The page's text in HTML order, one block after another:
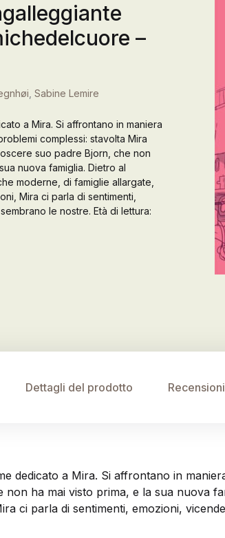
–
Sabine Lemire
a Mira. Si affrontano in maniera
complessi: stavolta Mira
suo padre Bjorn, che non
nuova famiglia. Dietro al
moderne, di famiglie allargate,
Mira ci parla di sentimenti,
le nostre. Età di lettura:
Dettagli del prodotto
dedicato a Mira. Si affrontano in
non ha mai visto prima, e la sua nuova
ci parla di sentimenti, emozioni,